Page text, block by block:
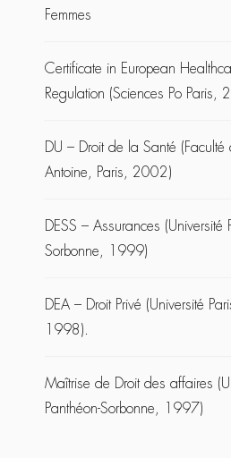
Femmes
Certificate in European
Regulation (Sciences Po Paris,
DU – Droit de la Santé
Antoine, Paris, 2002)
DESS – Assurances (Université
Sorbonne, 1999)
DEA – Droit Privé (Université
1998).
Maîtrise de Droit des affaires
Panthéon-Sorbonne, 1997)